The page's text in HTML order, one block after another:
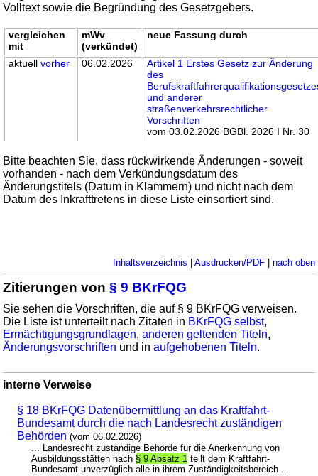
Volltext sowie die Begründung des Gesetzgebers.
vergleichen
mit
mWv
(verkündet)
neue Fassung durch
aktuellvorher 06.02.2026
Artikel 1 Erstes Gesetz zur Änderung
des
und anderer
straßenverkehrsrechtlicher
Vorschriften
vom 03.02.2026 BGBl. 2026 I Nr. 30
Bitte beachten Sie, dass rückwirkende Änderungen - soweit
vorhanden - nach dem Verkündungsdatum des
Änderungstitels (Datum in Klammern) und nicht nach dem
Datum des Inkrafttretens in diese Liste einsortiert sind.
Inhaltsverzeichnis | Ausdrucken/PDF| nach oben
Zitierungen von§ 9 BKrFQG
Sie sehen die Vorschriften, die auf § 9 BKrFQG verweisen.
Die Liste ist unterteilt nach Zitaten in BKrFQG selbst,
Ermächtigungsgrundlagen,anderen geltenden Titeln,
Änderungsvorschriften und inaufgehobenen Titeln.
interne Verweise
§ 18 BKrFQG Datenübermittlung an das Kraftfahrt-
Bundesamt durch die nach Landesrecht zuständigen
Behörden (vom 06.02.2026)
... Landesrecht zuständige Behörde für die Anerkennung von
Ausbildungsstätten nach § 9 Absatz 1 teilt dem Kraftfahrt-
Bundesamt unverzüglich alle in ihrem Zuständigkeitsbereich ...